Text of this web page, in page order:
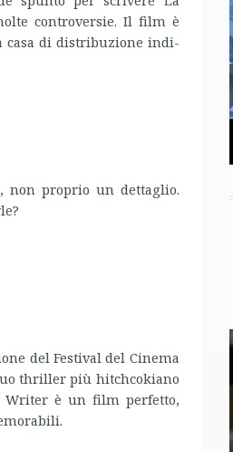
controversie. Il film è
casa di distri­bu­zione indi­
non proprio un dettaglio.
del Festival del Cinema
thriller più hitchcokiano
Writer è un film perfetto,